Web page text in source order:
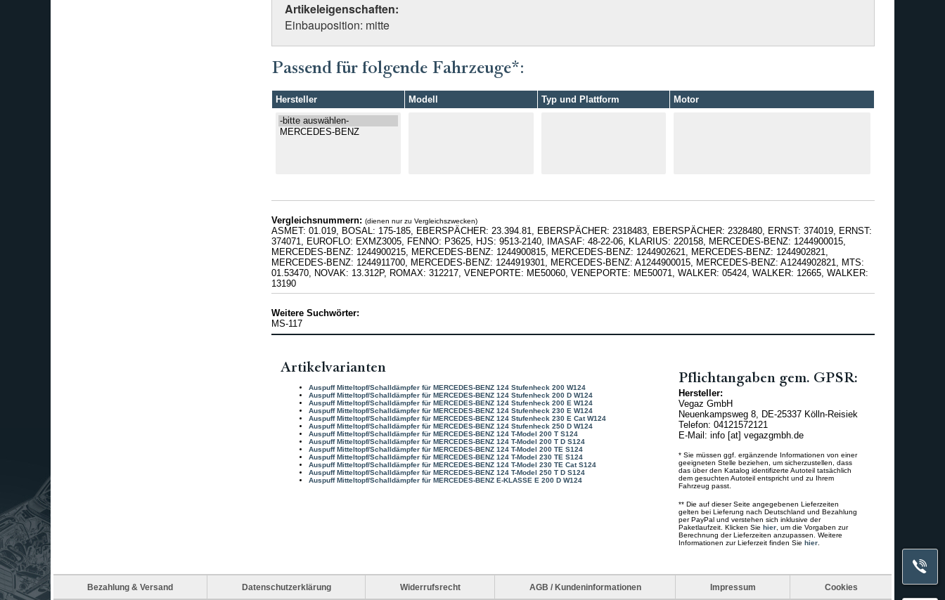
Artikeleigenschaften:
Einbauposition: mitte
Passend für folgende Fahrzeuge*:
Hersteller Modell Typ und Plattform Motor
Vergleichsnummern: (dienen nur zu Vergleichszwecken)
ASMET: 01.019, BOSAL: 175-185, EBERSPÄCHER: 23.394.81, EBERSPÄCHER: 2318483, EBERSPÄCHER: 2328480, ERNST: 374019, ERNST:
374071, EUROFLO: EXMZ3005, FENNO: P3625, HJS: 9513-2140, IMASAF: 48-22-06, KLARIUS: 220158, MERCEDES-BENZ: 1244900015,
MERCEDES-BENZ: 1244900215, MERCEDES-BENZ: 1244900815, MERCEDES-BENZ: 1244902621, MERCEDES-BENZ: 1244902821,
MERCEDES-BENZ: 1244911700, MERCEDES-BENZ: 1244919301, MERCEDES-BENZ: A1244900015, MERCEDES-BENZ: A1244902821, MTS:
01.53470, NOVAK: 13.312P, ROMAX: 312217, VENEPORTE: ME50060, VENEPORTE: ME50071, WALKER: 05424, WALKER: 12665, WALKER:
13190
Weitere Suchwörter:
MS-117
Artikelvarianten
Auspuff Mitteltopf/Schalldämpfer für MERCEDES-BENZ 124 Stufenheck 200 W124
Auspuff Mitteltopf/Schalldämpfer für MERCEDES-BENZ 124 Stufenheck 200 D W124
Auspuff Mitteltopf/Schalldämpfer für MERCEDES-BENZ 124 Stufenheck 200 E W124
Auspuff Mitteltopf/Schalldämpfer für MERCEDES-BENZ 124 Stufenheck 230 E W124
Auspuff Mitteltopf/Schalldämpfer für MERCEDES-BENZ 124 Stufenheck 230 E Cat W124
Auspuff Mitteltopf/Schalldämpfer für MERCEDES-BENZ 124 Stufenheck 250 D W124
Auspuff Mitteltopf/Schalldämpfer für MERCEDES-BENZ 124 T-Model 200 T S124
Auspuff Mitteltopf/Schalldämpfer für MERCEDES-BENZ 124 T-Model 200 T D S124
Auspuff Mitteltopf/Schalldämpfer für MERCEDES-BENZ 124 T-Model 200 TE S124
Auspuff Mitteltopf/Schalldämpfer für MERCEDES-BENZ 124 T-Model 230 TE S124
Auspuff Mitteltopf/Schalldämpfer für MERCEDES-BENZ 124 T-Model 230 TE Cat S124
Auspuff Mitteltopf/Schalldämpfer für MERCEDES-BENZ 124 T-Model 250 T D S124
Auspuff Mitteltopf/Schalldämpfer für MERCEDES-BENZ E-KLASSE E 200 D W124
Pflichtangaben gem. GPSR:
Hersteller:
Vegaz GmbH
Neuenkampsweg 8, DE-25337 Kölln-Reisiek
Telefon: 04121572121
E-Mail: info [at] vegazgmbh.de
* Sie müssen ggf. ergänzende Informationen von einer
geeigneten Stelle beziehen, um sicherzustellen, dass
das über den Katalog identifizerte Autoteil tatsächlich
dem gesuchten Autoteil entspricht und zu Ihrem
Fahrzeug passt.
** Die auf dieser Seite angegebenen Lieferzeiten
gelten bei Lieferung nach Deutschland und Bezahlung
per PayPal und verstehen sich inklusive der
Paketlaufzeit. Klicken Siehier , um die Vorgaben zur
Berechnung der Lieferzeiten anzupassen. Weitere
Informationen zur Lieferzeit finden Siehier
Bezahlung & Versand Datenschutzerklärung Widerrufsrecht AGB / Kundeninformationen Impressum Cookies